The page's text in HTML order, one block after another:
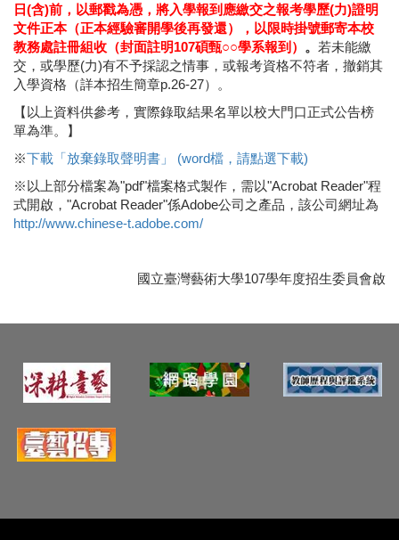
日(含)前，以郵戳為憑，將入學報到應繳交之報考學歷(力)證明
文件正本（正本經驗審開學後再發還），以限時掛號郵寄本校
教務處註冊組收（封面註明107碩甄○○學系報到） 。 若未能繳
交，或學歷(力)有不予採認之情事，或報考資格不符者，撤銷其
入學資格（詳本招生簡章p.26-27）。
【以上資料供參考，實際錄取結果名單以校大門口正式公告榜
單為準。】
※下載「放棄錄取聲明書」 (word檔，請點選下載)
※以上部分檔案為"pdf"檔案格式製作，需以"Acrobat Reader"程
式開啟，"Acrobat Reader"係Adobe公司之產品，該公司網址為
http://www.chinese-t.adobe.com/
國立臺灣藝術大學107學年度招生委員會啟